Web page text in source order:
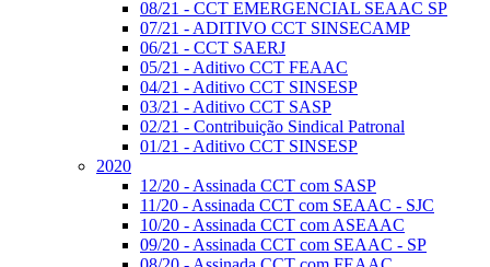
08/21 - CCT EMERGENCIAL SEAAC SP
07/21 - ADITIVO CCT SINSECAMP
06/21 - CCT SAERJ
05/21 - Aditivo CCT FEAAC
04/21 - Aditivo CCT SINSESP
03/21 - Aditivo CCT SASP
02/21 - Contribuição Sindical Patronal
01/21 - Aditivo CCT SINSESP
2020
12/20 - Assinada CCT com SASP
11/20 - Assinada CCT com SEAAC - SJC
10/20 - Assinada CCT com ASEAAC
09/20 - Assinada CCT com SEAAC - SP